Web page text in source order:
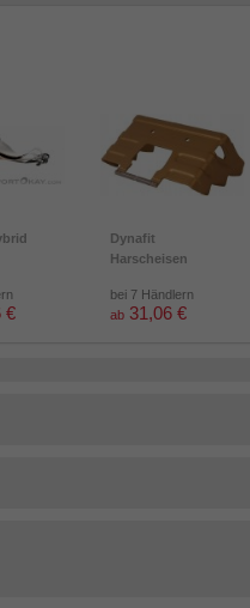
€
Dynafit
Harscheisen
bei 7 Händlern
ab 31,06 €